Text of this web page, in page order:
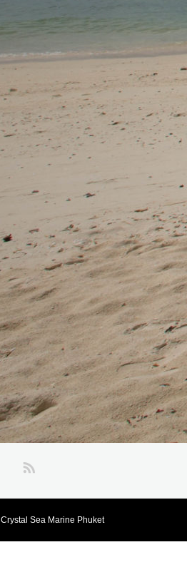
Crystal Sea Marine Phuket